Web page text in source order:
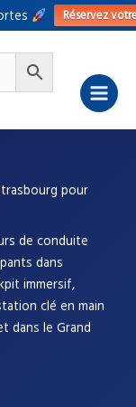
Réservez
pour
de conduite
dans
immersif,
clé en main
dans le Grand